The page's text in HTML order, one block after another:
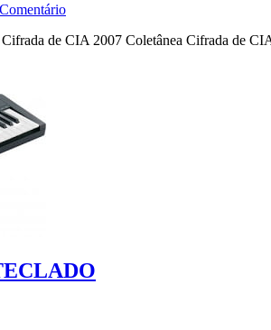
de CIA 2007 Coletânea Cifrada de